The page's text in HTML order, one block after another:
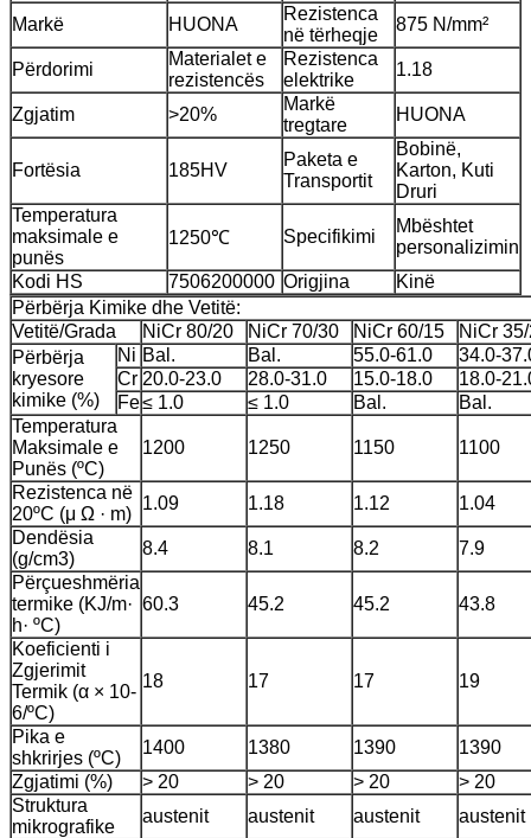
Markë HUONA
Rezistenca
në tërheqje
875 N/mm²
Përdorimi
Materialet e
rezistencës
Rezistenca
elektrike
1.18
Zgjatim >20%
Markë
tregtare
HUONA
Fortësia 185HV
Paketa e
Transportit
Bobinë,
Karton, Kuti
Druri
Temperatura
maksimale e
punës
1250℃ Specifikimi
Mbështet
personalizimin
Kodi HS
7506200000 Origjina
Kinë
Përbërja Kimike dhe Vetitë:
Vetitë/Grada
NiCr 80/20 NiCr 70/30 NiCr 60/15
NiCr
Përbërja
kryesore
kimike (%)
Ni Bal. Bal. 55.0-61.0
34.0-
Cr 20.0-23.0 28.0-31.0 15.0-18.0
18.0-
Fe≤ 1.0 ≤ 1.0 Bal.
Bal.
Temperatura
Maksimale e
Punës (ºC)
1200 1250 1150 1100
Rezistenca në
20ºC (μ Ω · m)
1.09 1.18 1.12
1.04
Dendësia
(g/cm3)
8.4 8.1 8.2
7.9
Përçueshmëria
termike (KJ/m·
h· ºC)
60.3 45.2 45.2 43.8
Koeficienti i
Zgjerimit
Termik (α × 10-
6/ºC)
18 17 17 19
Pika e
shkrirjes (ºC)
1400 1380 1390
1390
Zgjatimi (%)
> 20 > 20 > 20
> 20
Struktura
mikrografike
austenit austenit austenit
austenit